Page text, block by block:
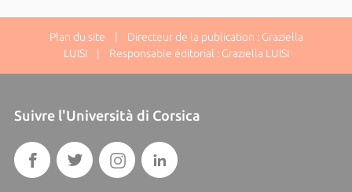
Plan du site | Directeur de la publication : Graziella
LUISI | Responsable éditorial : Graziella LUISI
Suivre l'Università di Corsica